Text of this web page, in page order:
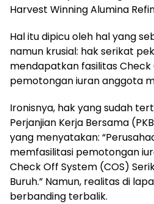
Harvest Winning Alumina
Hal itu dipicu oleh hal yang
namun krusial: hak serikat
mendapatkan fasilitas
pemotongan iuran anggota
Ironisnya, hak yang sudah
Perjanjian Kerja Bersama
yang menyatakan:
memfasilitasi pemotongan
Check Off System (COS)
Buruh.” Namun, realitas di
berbanding terbalik.